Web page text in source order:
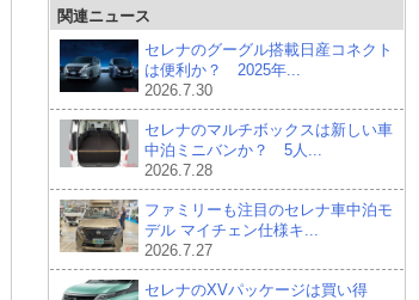
関連ニュース
セレナのグーグル搭載日産コネクト
は便利か？ 2025年...
2026.7.30
セレナのマルチボックスは新しい車
中泊ミニバンか？ 5人...
2026.7.28
ファミリーも注目のセレナ車中泊モ
デル マイチェン仕様キ...
2026.7.27
セレナのXVパッケージは買い得